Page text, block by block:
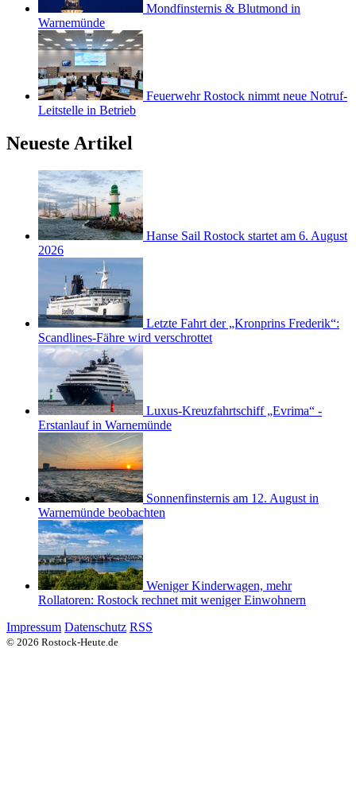
Mondfinsternis & Blutmond in
Warnemünde
Feuerwehr Rostock nimmt neue Notruf-
Leitstelle in Betrieb
Neueste Artikel
Hanse Sail Rostock startet am 6. August
2026
Letzte Fahrt der „Kronprins Frederik“:
Scandlines-Fähre wird verschrottet
Luxus-Kreuzfahrtschiff „Evrima“ -
Erstanlauf in Warnemünde
Sonnenfinsternis am 12. August in
Warnemünde beobachten
Weniger Kinderwagen, mehr
Rollatoren: Rostock rechnet mit weniger Einwohnern
Impressum Datenschutz RSS
© 2026 Rostock-Heute.de